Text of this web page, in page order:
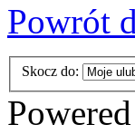
Powrót
Skocz do: